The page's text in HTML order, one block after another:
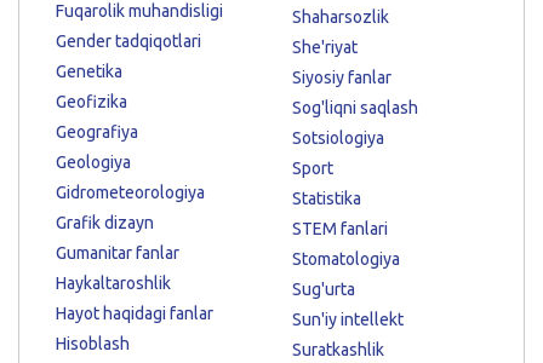
Fuqarolik muhandisligi
Gender tadqiqotlari
Genetika
Geofizika
Geografiya
Geologiya
Gidrometeorologiya
Grafik dizayn
Gumanitar fanlar
Haykaltaroshlik
Hayot haqidagi fanlar
Hisoblash
Shaharsozlik
She'riyat
Siyosiy fanlar
Sog'liqni saqlash
Sotsiologiya
Sport
Statistika
STEM fanlari
Stomatologiya
Sug'urta
Sun'iy intellekt
Suratkashlik